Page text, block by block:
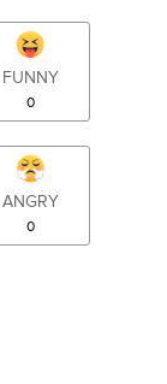
FUNNY
0
ANGRY
0